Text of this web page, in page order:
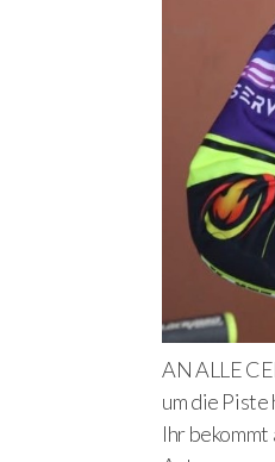
AN ALLE
um die
Ihr